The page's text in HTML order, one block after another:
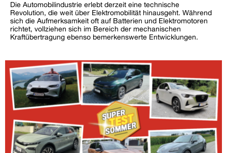
Die Automobilindustrie erlebt derzeit eine technische
Revolution, die weit über Elektromobilität hinausgeht. Während
sich die Aufmerksamkeit oft auf Batterien und Elektromotoren
richtet, vollziehen sich im Bereich der mechanischen
Kraftübertragung ebenso bemerkenswerte Entwicklungen.